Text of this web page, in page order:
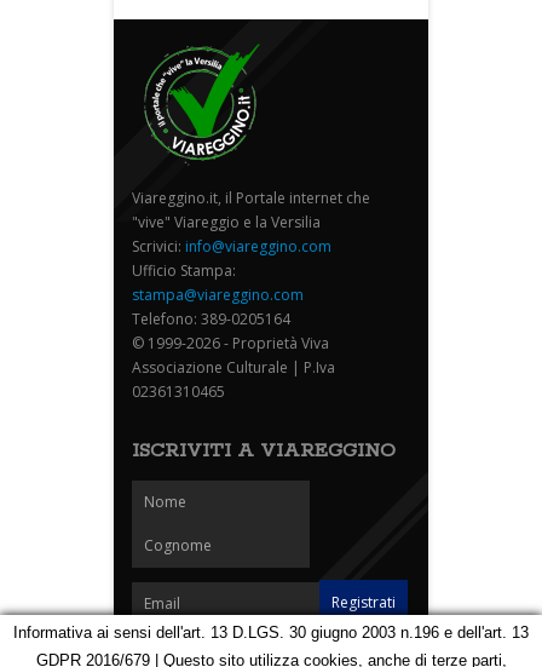
Viareggino.it, il Portale internet che
"vive" Viareggio e la Versilia
Scrivici: info@viareggino.com
Ufficio Stampa:
stampa@viareggino.com
Telefono: 389-0205164
© 1999-2026 - Proprietà Viva
Associazione Culturale | P.Iva
02361310465
ISCRIVITI A VIAREGGINO
Informativa ai sensi dell'art. 13 D.LGS. 30 giugno 2003 n.196 e dell'art. 13
GDPR 2016/679 | Questo sito utilizza cookies, anche di terze parti,